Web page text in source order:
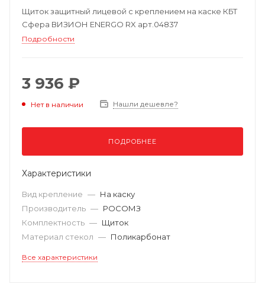
Щиток защитный лицевой с креплением на каске КБТ
Сфера ВИЗИОН ENERGO RX арт.04837
Подробности
3 936 ₽
Нет в наличии Нашли дешевле?
ПОДРОБНЕЕ
Характеристики
Вид крепление — На каску
Производитель — РОСОМЗ
Комплектность — Щиток
Материал стекол — Поликарбонат
Все характеристики